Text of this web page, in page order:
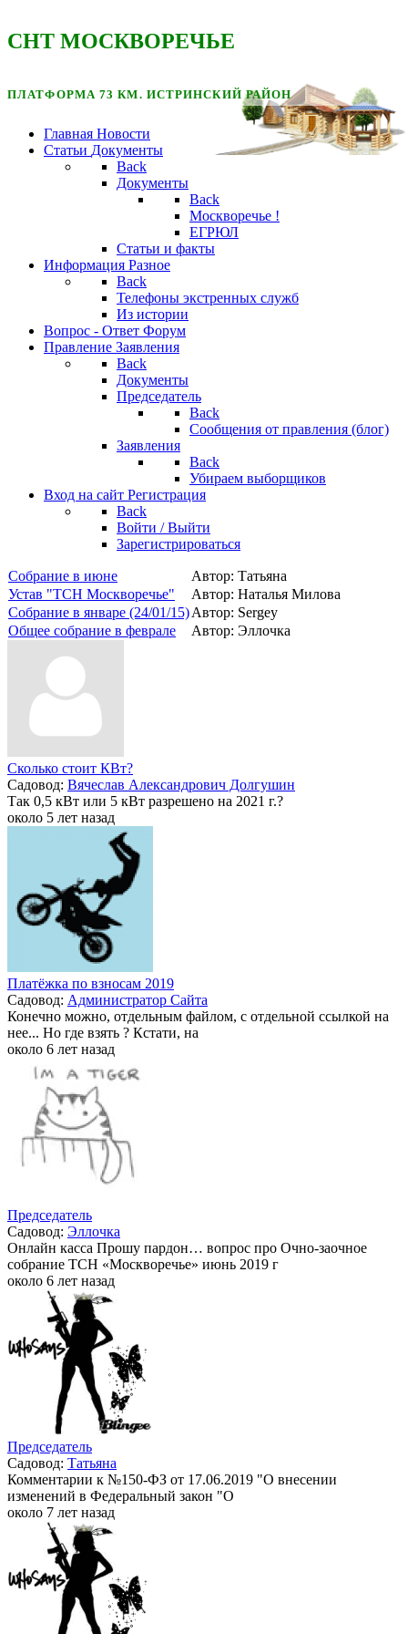
CНТ МОСКВОРЕЧЬЕ
ПЛАТФОРМА 73 КМ. ИСТРИНСКИЙ РАЙОН
Главная Новости
Статьи Документы
Back
Документы
Back
Москворечье !
ЕГРЮЛ
Статьи и факты
Информация Разное
Back
Телефоны экстренных служб
Из истории
Вопрос - Ответ Форум
Правление Заявления
Back
Документы
Председатель
Back
Сообщения от правления (блог)
Заявления
Back
Убираем выборщиков
Вход на сайт Регистрация
Back
Войти / Выйти
Зарегистрироваться
Собрание в июне
Автор: Татьяна
Устав "ТСН Москворечье"
Автор: Наталья Милова
Собрание в январе (24/01/15)Автор: Sergey
Общее собрание в феврале
Автор: Эллочка
Сколько стоит КВт?
Садовод: Вячеслав Александрович Долгушин
Так 0,5 кВт или 5 кВт разрешено на 2021 г.?
около 5 лет назад
Платёжка по взносам 2019
Садовод: Администратор Сайта
Конечно можно, отдельным файлом, с отдельной ссылкой на
нее... Но где взять ? Кстати, на
около 6 лет назад
Председатель
Садовод: Эллочка
Онлайн касса Прошу пардон… вопрос про Очно-заочное
собрание ТСН «Москворечье» июнь 2019 г
около 6 лет назад
Председатель
Садовод: Татьяна
Комментарии к №150-ФЗ от 17.06.2019 "О внесении
изменений в Федеральный закон "О
около 7 лет назад